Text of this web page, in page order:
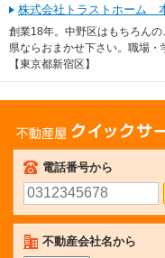
株式会社トラストホーム
創業18年。中野区はもちろん
県ならおまかせ下さい。職場・
【東京都新宿区】
不動産屋クイックサーチ
電話番号から
不動産会社名から